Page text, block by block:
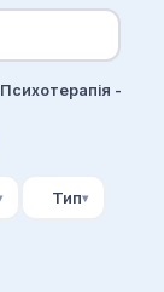
Психотерапія - ТОП
Тип